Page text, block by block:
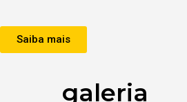
Saiba mais
galeria